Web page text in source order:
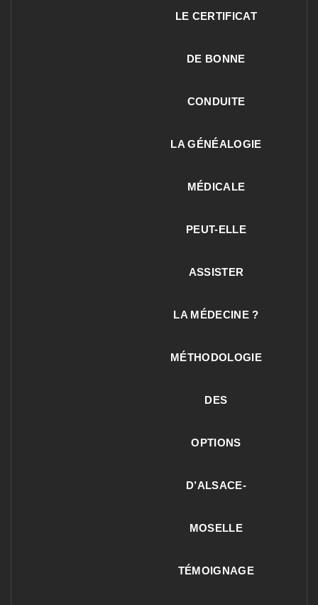
LE CERTIFICAT
DE BONNE
CONDUITE
LA GÉNÉALOGIE
MÉDICALE
PEUT-ELLE
ASSISTER
LA MÉDECINE ?
MÉTHODOLOGIE
DES
OPTIONS
D’ALSACE-
MOSELLE
TÉMOIGNAGE